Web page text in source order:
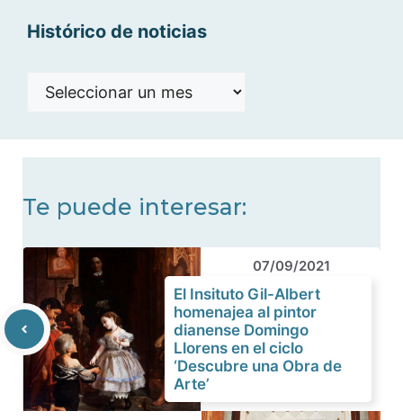
Histórico de noticias
Histórico
Te puede interesar:
07/09/2021
El Insituto Gil-Albert
homenajea al pintor
dianense Domingo
Llorens en el ciclo
‘Descubre una Obra de
Arte’